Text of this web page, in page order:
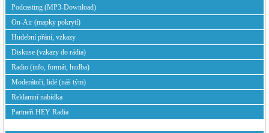
Podcasting (MP3-Download)
On-Air (mapky pokrytí)
Hudební přání, vzkazy
Diskuse (vzkazy do rádia)
Radio (info, formát, hudba)
Moderátoři, lidé (náš tým)
Reklamní nabídka
Partneři HEY Radia